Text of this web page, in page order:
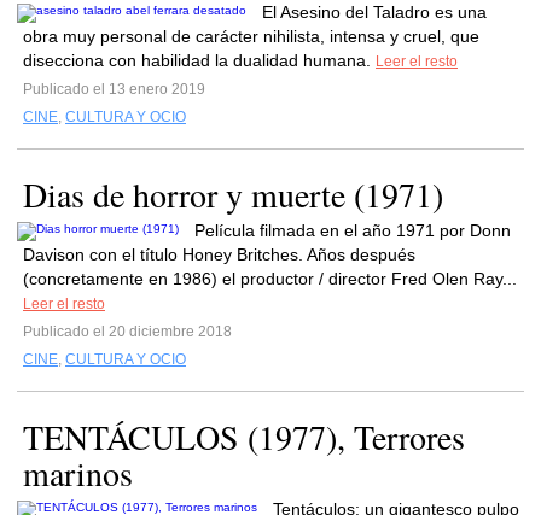
El Asesino del Taladro es una
obra muy personal de carácter nihilista, intensa y cruel, que
disecciona con habilidad la dualidad humana.
Leer el resto
Publicado el 13 enero 2019
CINE, CULTURA Y OCIO
Dias de horror y muerte (1971)
Película filmada en el año 1971 por Donn
Davison con el título Honey Britches. Años después
(concretamente en 1986) el productor / director Fred Olen Ray...
Leer el resto
Publicado el 20 diciembre 2018
CINE, CULTURA Y OCIO
TENTÁCULOS (1977), Terrores
marinos
Tentáculos: un gigantesco pulpo